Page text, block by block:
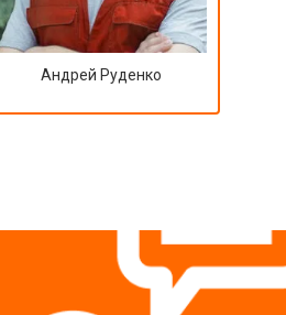
Андрей Руденко